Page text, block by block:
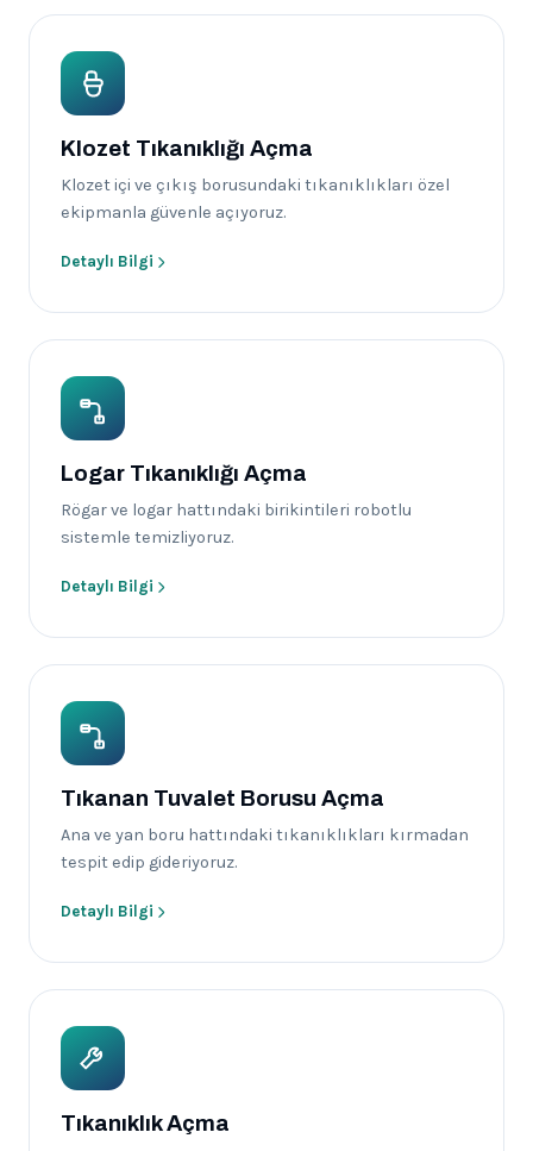
Klozet Tıkanıklığı Açma
Klozet içi ve çıkış borusundaki tıkanıklıkları özel
ekipmanla güvenle açıyoruz.
Detaylı Bilgi
Logar Tıkanıklığı Açma
Rögar ve logar hattındaki birikintileri robotlu
sistemle temizliyoruz.
Detaylı Bilgi
Tıkanan Tuvalet Borusu Açma
Ana ve yan boru hattındaki tıkanıklıkları kırmadan
tespit edip gideriyoruz.
Detaylı Bilgi
Tıkanıklık Açma